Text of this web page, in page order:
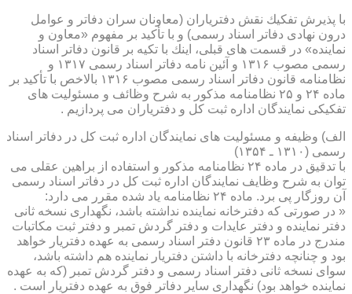
با پذیرش تفكیك نقش دفتریاران (معاونان سران دفاتر و عوامل
درون نهادی دفاتر اسناد رسمی) و با تأكید بر مفهوم «معاون و
نماینده» در قسمت های قبلی، اینك با تكیه بر قانون دفاتر اسناد
رسمی مصوب ۱۳۱۶ و آئین نامه دفاتر اسناد رسمی ۱۳۱۷ و
نظامنامه قانون دفاتر اسناد رسمی مصوب ۱۳۱۶ بالاخص با تأكید بر
ماده ۲۴ و ۲۵ نظامنامه مذكور به شرح وظائف و مسئولیت های
تفكیكی نمایندگان اداره ثبت كل و دفتریاران می پردازیم .
الف) وظیفه و مسئولیت های نمایندگان اداره ثبت كل در دفاتر اسناد
رسمی (۱۳۱۰ ـ ۱۳۵۴)
با تدقیق در ماده ۲۴ نظامنامه مذكور و استفاده از براهین عقلی می
توان به شرح وظایف نمایندگان اداره ثبت كل در دفاتر اسناد رسمی
آن روزگار پی برد. ماده ۲۴ نظامنامه یاد شده مقرر می دارد:
« در صورتی كه دفترخانه نماینده نداشته باشد، نگهداری نسخه ثانی
دفتر نماینده و دفتر عایدات و دفتر گردش تمبر و دفتر ثبت مكاتبات
مندرج در ماده ۲۳ قانون دفتر اسناد رسمی به عهده دفتریار خواهد
بود و چنانچه دفترخانه با داشتن دفتریار نماینده هم داشته باشد،
سوای نسخه ثانی دفتر اسناد رسمی و دفتر گردش تمبر (كه به عهده
نماینده خواهد بود) نگهداری سایر دفاتر فوق به عهده دفتریار است .